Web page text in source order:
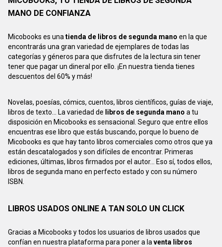
MANO DE CONFIANZA
Micobooks es unatienda de libros de segunda mano en la que
encontrarás una gran variedad de ejemplares de todas las
categorías y géneros para que disfrutes de la lectura sin tener
tener que pagar un dineral por ello. ¡En nuestra tienda tienes
descuentos del 60% y más!
Novelas, poesías, cómics, cuentos, libros científicos, guías de viaje,
libros de texto... La variedad de libros de segunda mano a tu
disposición en Micobooks es sensacional. Seguro que entre ellos
encuentras ese libro que estás buscando, porque lo bueno de
Micobooks es que hay tanto libros comerciales como otros que ya
están descatalogados y son difíciles de encontrar. Primeras
ediciones, últimas, libros firmados por el autor... Eso sí, todos ellos,
libros de segunda mano en perfecto estado y con su número
ISBN.
LIBROS USADOS ONLINE A TAN SOLO UN CLICK
Gracias a Micobooks y todos los usuarios de libros usados que
confían en nuestra plataforma para poner a laventa libros